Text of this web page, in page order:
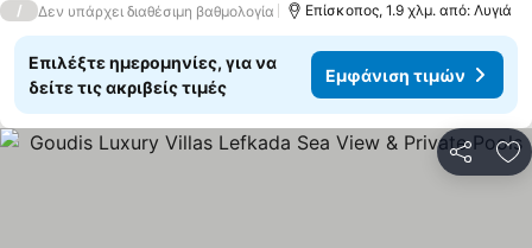
/ Δεν υπάρχει διαθέσιμη βαθμολογία Επίσκοπος, 1.9 χλμ. από: Λυγιά
Επιλέξτε ημερομηνίες, για να
δείτε τις ακριβείς τιμές
Εμφάνιση τιμών